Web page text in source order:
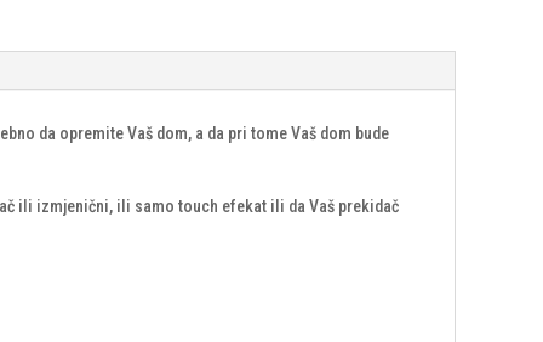
da opremite Vaš dom, a da pri tome Vaš dom bude
ili izmjenični, ili samo touch efekat ili da Vaš prekidač